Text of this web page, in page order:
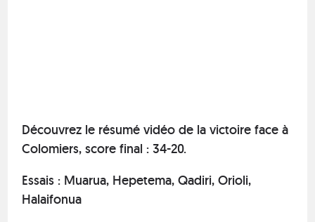
Découvrez le résumé vidéo de la victoire face à
Colomiers, score final : 34-20.
Essais : Muarua, Hepetema, Qadiri, Orioli,
Halaifonua